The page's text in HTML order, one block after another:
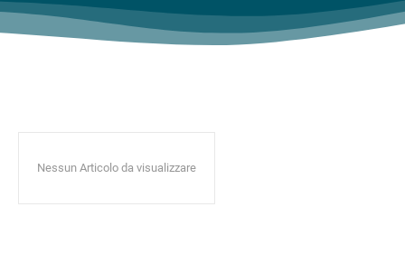
Nessun Articolo da visualizzare